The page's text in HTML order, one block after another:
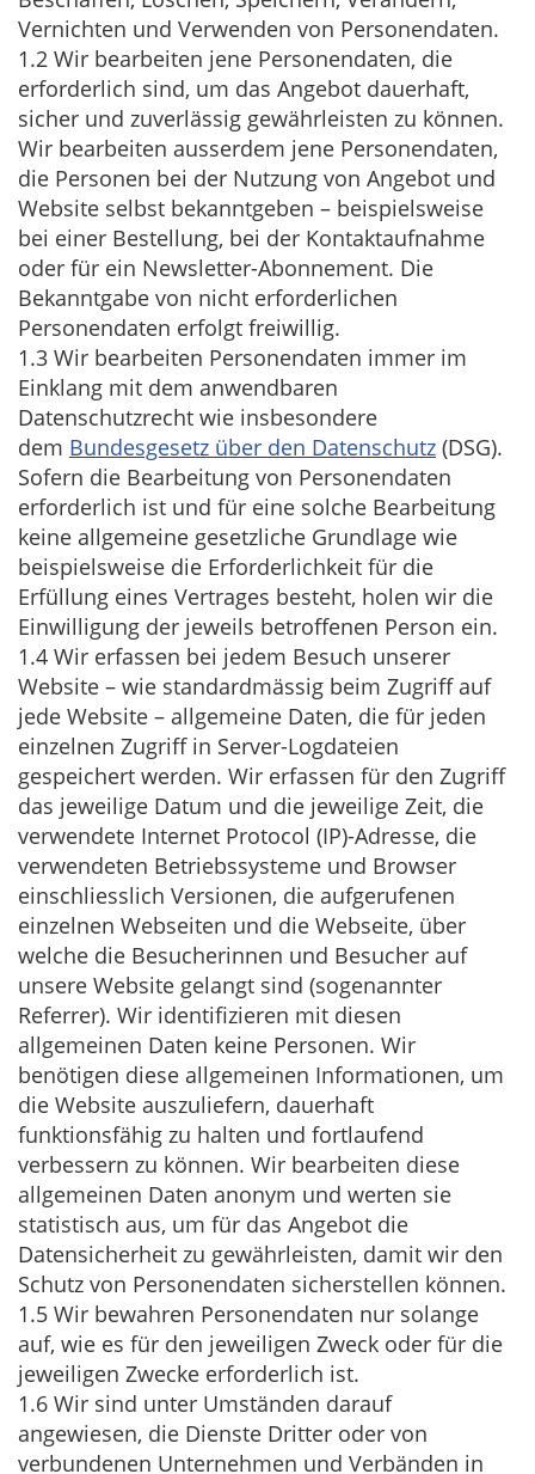
Vernichten und Verwenden von Personendaten.
1.2 Wir bearbeiten jene Personendaten, die
erforderlich sind, um das Angebot dauerhaft,
sicher und zuverlässig gewährleisten zu können.
Wir bearbeiten ausserdem jene Personendaten,
die Personen bei der Nutzung von Angebot und
Website selbst bekanntgeben – beispielsweise
bei einer Bestellung, bei der Kontaktaufnahme
oder für ein Newsletter-Abonnement. Die
Bekanntgabe von nicht erforderlichen
Personendaten erfolgt freiwillig.
1.3 Wir bearbeiten Personendaten immer im
Einklang mit dem anwendbaren
Datenschutzrecht wie insbesondere
dem Bundesgesetz über den Datenschutz (DSG).
Sofern die Bearbeitung von Personendaten
erforderlich ist und für eine solche Bearbeitung
keine allgemeine gesetzliche Grundlage wie
beispielsweise die Erforderlichkeit für die
Erfüllung eines Vertrages besteht, holen wir die
Einwilligung der jeweils betroffenen Person ein.
1.4 Wir erfassen bei jedem Besuch unserer
Website – wie standardmässig beim Zugriff auf
jede Website – allgemeine Daten, die für jeden
einzelnen Zugriff in Server-Logdateien
gespeichert werden. Wir erfassen für den Zugriff
das jeweilige Datum und die jeweilige Zeit, die
verwendete Internet Protocol (IP)-Adresse, die
verwendeten Betriebssysteme und Browser
einschliesslich Versionen, die aufgerufenen
einzelnen Webseiten und die Webseite, über
welche die Besucherinnen und Besucher auf
unsere Website gelangt sind (sogenannter
Referrer). Wir identifizieren mit diesen
allgemeinen Daten keine Personen. Wir
benötigen diese allgemeinen Informationen, um
die Website auszuliefern, dauerhaft
funktionsfähig zu halten und fortlaufend
verbessern zu können. Wir bearbeiten diese
allgemeinen Daten anonym und werten sie
statistisch aus, um für das Angebot die
Datensicherheit zu gewährleisten, damit wir den
Schutz von Personendaten sicherstellen können.
1.5 Wir bewahren Personendaten nur solange
auf, wie es für den jeweiligen Zweck oder für die
jeweiligen Zwecke erforderlich ist.
1.6 Wir sind unter Umständen darauf
angewiesen, die Dienste Dritter oder von
verbundenen Unternehmen und Verbänden in